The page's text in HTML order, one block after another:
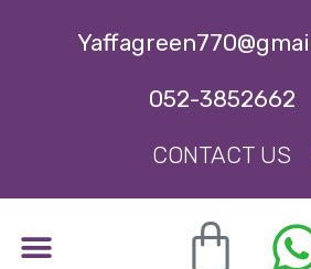
052-3852662
CONTACT US